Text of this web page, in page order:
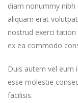
diam nonummy
aliquam erat
nostrud exerci
ex ea commodo
Duis autem vel eum
esse molestie
facilisis.